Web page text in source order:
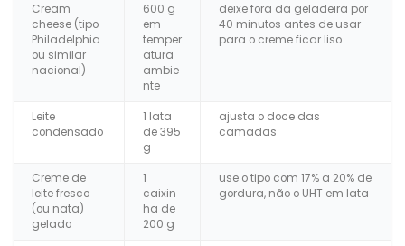
Cream
cheese (tipo
Philadelphia
ou similar
nacional)
600 g
em
temper
atura
ambie
nte
deixe fora da geladeira por
40 minutos antes de usar
para o creme ficar liso
Leite
condensado
1 lata
de 395
g
ajusta o doce das
camadas
Creme de
leite fresco
(ou nata)
gelado
1
caixin
ha de
200 g
use o tipo com 17% a 20% de
gordura, não o UHT em lata